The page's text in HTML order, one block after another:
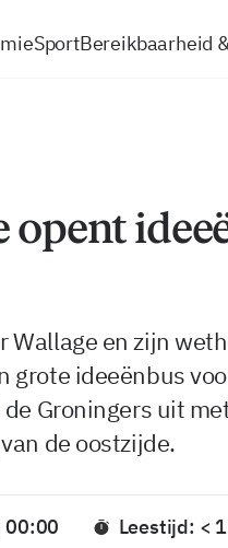
SportBereikbaarheid
opent
Wallage en zijn
grote ideeënbus
Groningers uit
de oostzijde.
00:00 Leestijd: <